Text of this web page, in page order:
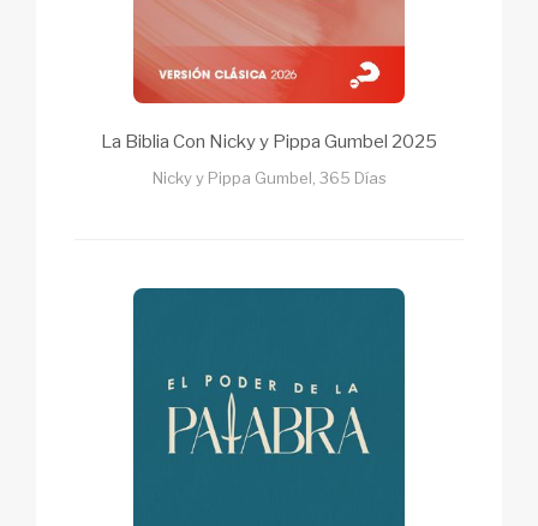
La Biblia Con Nicky y Pippa Gumbel 2025
Nicky y Pippa Gumbel, 365 Días